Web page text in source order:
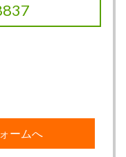
ームへ